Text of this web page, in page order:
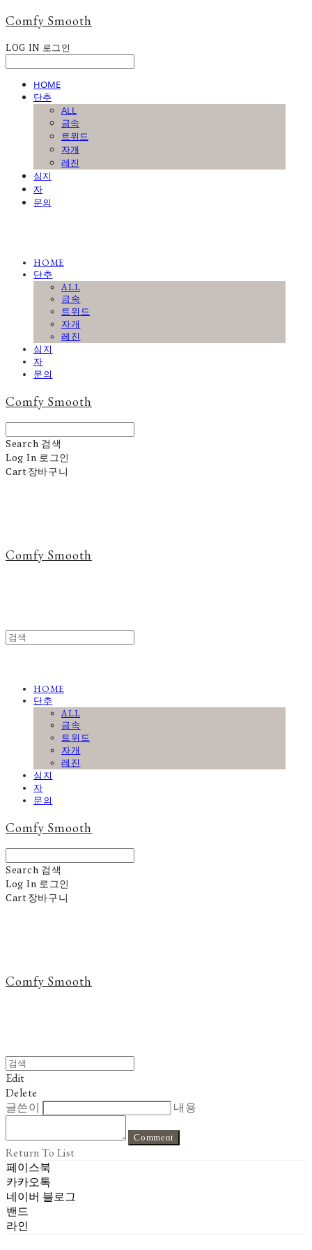
Comfy Smooth
LOG IN 로그인
HOME
단추
ALL
금속
트위드
자개
레진
심지
자
문의
HOME
단추
ALL
금속
트위드
자개
레진
심지
자
문의
Comfy Smooth
Search 검색
Log In 로그인
Cart장바구니
Comfy Smooth
HOME
단추
ALL
금속
트위드
자개
레진
심지
자
문의
Comfy Smooth
Search 검색
Log In 로그인
Cart장바구니
Comfy Smooth
Edit
Delete
글쓴이
내용
Comment
Return To List
페이스북
카카오톡
네이버 블로그
밴드
라인